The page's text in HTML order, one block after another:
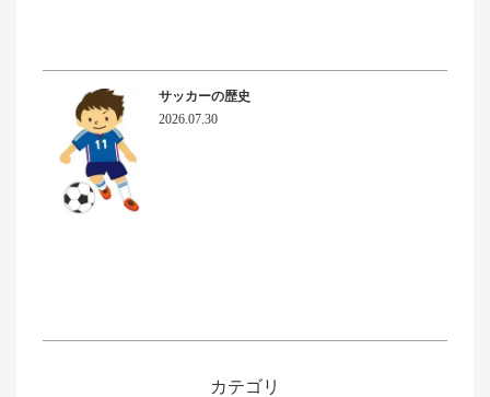
サッカーの歴史
2026.07.30
カテゴリ